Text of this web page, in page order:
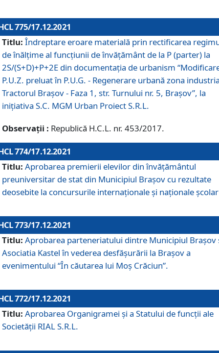
775/17.12.2021
Titlu: Îndreptare eroare materială prin rectificarea
de înălţime al funcţiunii de învăţământ de la P (parter) la
2S/(S+D)+P+2E din documentaţia de urbanism
P.U.Z. preluat în P.U.G. - Regenerare urbană zona
Tractorul Braşov - Faza 1, str. Turnului nr. 5, Braşov”, la
iniţiativa S.C. MGM Urban Proiect S.R.L.
Observații : Republică H.C.L. nr. 453/2017.
774/17.12.2021
Titlu: Aprobarea premierii elevilor din învățământul
preuniversitar de stat din Municipiul Brașov cu rezultate
deosebite la concursurile internaționale și naționale
773/17.12.2021
Titlu: Aprobarea parteneriatului dintre Municipiul Brașov
Asociatia Kastel în vederea desfăşurării la Brașov a
evenimentului “În căutarea lui Moș Crăciun”.
772/17.12.2021
Titlu: Aprobarea Organigramei şi a Statului de funcţii ale
Societăţii RIAL S.R.L.